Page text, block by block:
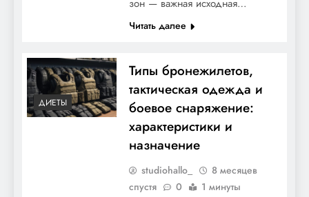
зон — важная исходная…
Читать далее
ДИЕТЫ
Типы бронежилетов,
тактическая одежда и
боевое снаряжение:
характеристики и
назначение
studiohallo_
8 месяцев
спустя
0 1 минуты